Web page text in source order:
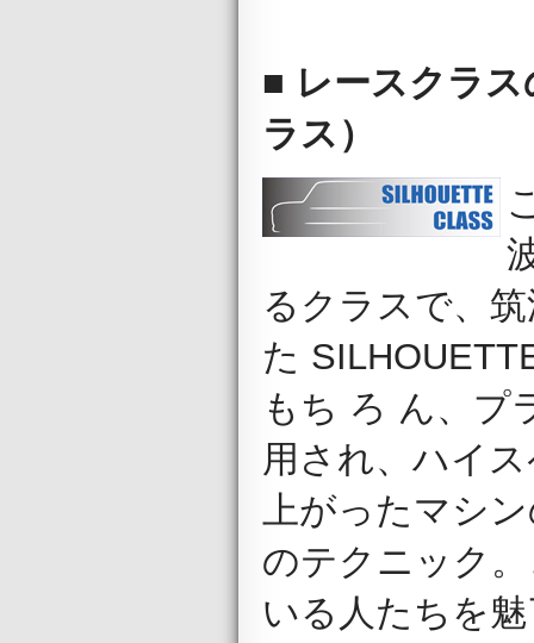
■ レースクラ
ラス）
るクラスで、
た
もち ろ ん、プ
用され、ハイ
上がったマシ
のテクニック
いる人たちを